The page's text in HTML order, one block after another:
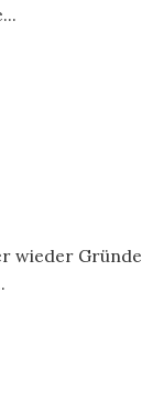
wieder Gründe